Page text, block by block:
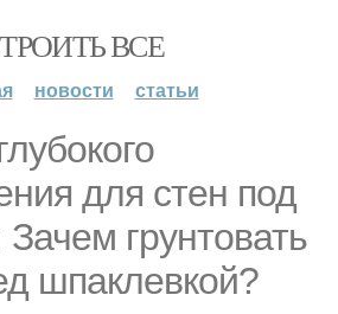
ВСЕ
новости статьи
для стен под
грунтовать
шпаклевкой?